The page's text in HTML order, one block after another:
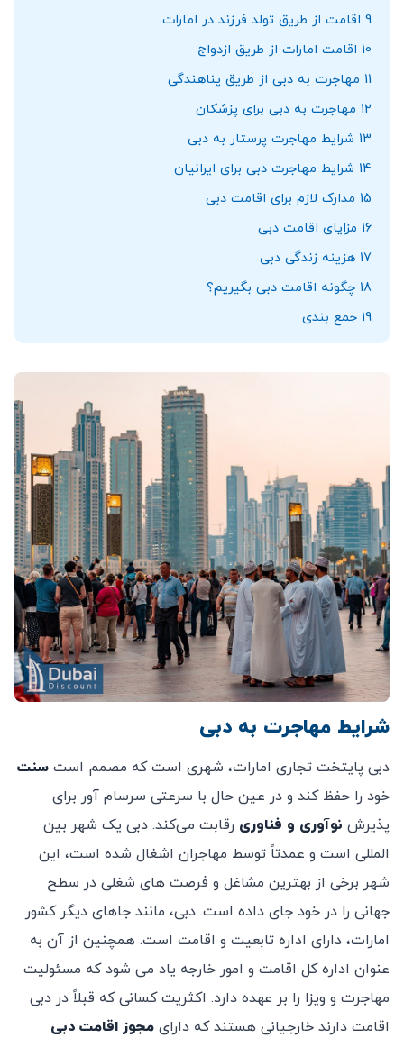
9 اقامت از طریق تولد فرزند در امارات
10 اقامت امارات از طریق ازدواج
11 مهاجرت به دبی از طریق پناهندگی
12 مهاجرت به دبی برای پزشکان
13 شرایط مهاجرت پرستار به دبی
14 شرایط مهاجرت دبی برای ایرانیان
15 مدارک لازم برای اقامت دبی
16 مزایای اقامت دبی
17 هزینه زندگی دبی
18 چگونه اقامت دبی بگیریم؟
19 جمع بندی
شرایط مهاجرت به دبی
دبی پایتخت تجاری امارات، شهری است که مصمم است سنت
خود را حفظ کند و در عین حال با سرعتی سرسام ‌آور برای
پذیرش نوآوری و فناوری رقابت می‌کند. دبی یک شهر بین
المللی است و عمدتاً توسط مهاجران اشغال شده است، این
شهر برخی از بهترین مشاغل و فرصت های شغلی در سطح
جهانی را در خود جای داده است. دبی، مانند جاهای دیگر کشور
امارات، دارای اداره تابعیت و اقامت است. همچنین از آن به
عنوان اداره کل اقامت و امور خارجه یاد می شود که مسئولیت
مهاجرت و ویزا را بر عهده دارد. اکثریت کسانی که قبلاً در دبی
اقامت دارند خارجیانی هستند که دارای مجوز اقامت دبی